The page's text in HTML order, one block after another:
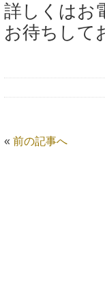
詳しくはお
お待ちして
« 前の記事へ